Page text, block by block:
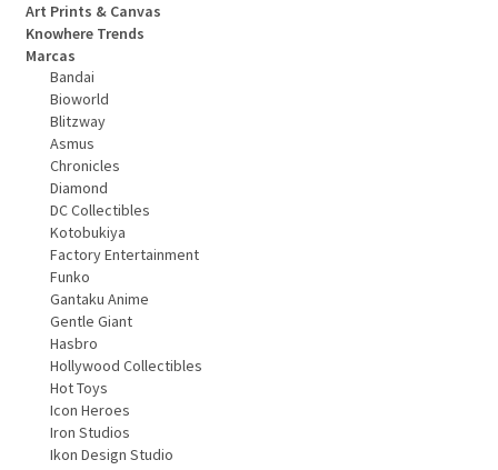
Art Prints & Canvas
Knowhere Trends
Marcas
Bandai
Bioworld
Blitzway
Asmus
Chronicles
Diamond
DC Collectibles
Kotobukiya
Factory Entertainment
Funko
Gantaku Anime
Gentle Giant
Hasbro
Hollywood Collectibles
Hot Toys
Icon Heroes
Iron Studios
Ikon Design Studio